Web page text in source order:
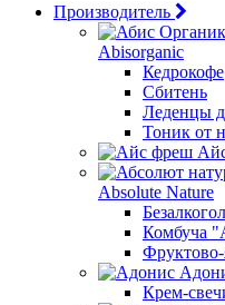
Производитель
Abisorganic
Кедрокофе
Сбитень
Леденцы
Тоник от
Absolute Nature
Комбуча
Крем-